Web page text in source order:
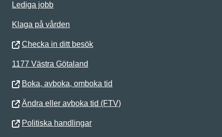
Lediga jobb
Klaga på vården
Checka in ditt besök
1177 Västra Götaland
Boka, avboka, omboka tid
Ändra eller avboka tid (FTV)
Politiska handlingar